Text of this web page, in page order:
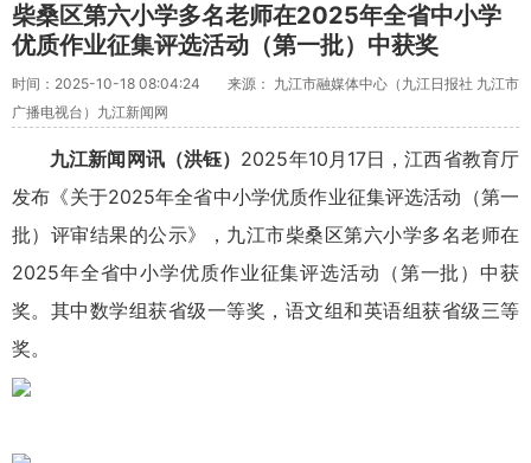
柴桑区第六小学多名老师在2025年全省中小学
优质作业征集评选活动（第一批）中获奖
时间：2025-10-18 08:04:24
来源： 九江市融媒体中心（九江日报社 九江市
广播电视台）九江新闻网
九江新闻网讯（洪钰） 2025年10月17日，江西省教育厅
发布《关于2025年全省中小学优质作业征集评选活动（第一
批）评审结果的公示》，九江市柴桑区第六小学多名老师在
2025年全省中小学优质作业征集评选活动（第一批）中获
奖。其中数学组获省级一等奖，语文组和英语组获省级三等
奖。